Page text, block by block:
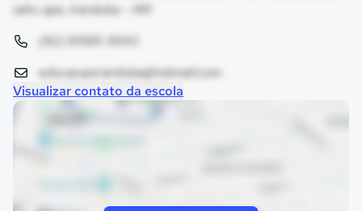
sahu ape, Iranduba - AM
(92) 91585-9543
educacaoiranduba@hotmail.com
Visualizar contato da escola